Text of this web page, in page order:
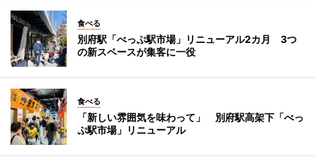
食べる
別府駅「べっぷ駅市場」リニューアル2カ月 3つ
の新スペースが集客に一役
食べる
「新しい雰囲気を味わって」 別府駅高架下「べっ
ぷ駅市場」リニューアル